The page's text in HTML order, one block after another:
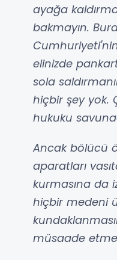
ayağa
bakmayın.
elinizde
sola
hiçbir şey yok.
hukuku
Ancak bölücü
aparatları
kurmasına da
hiçbir medeni
müsaade